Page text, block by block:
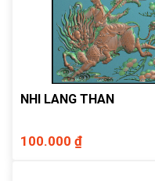
NHI LANG THAN
100.000 ₫